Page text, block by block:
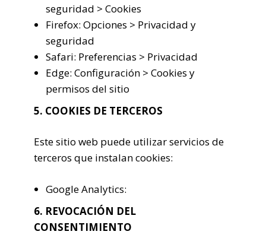
seguridad > Cookies
Firefox: Opciones > Privacidad y
seguridad
Safari: Preferencias > Privacidad
Edge: Configuración > Cookies y
permisos del sitio
5. COOKIES DE TERCEROS
Este sitio web puede utilizar servicios de
terceros que instalan cookies:
Google Analytics:
6. REVOCACIÓN DEL
CONSENTIMIENTO